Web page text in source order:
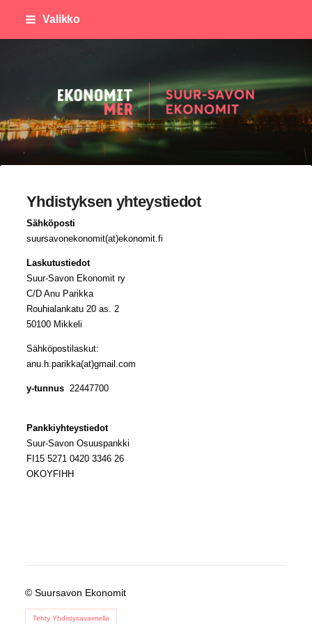
Siirry
Valikko
Suursavon Ekonomit
Yhdistyksen yhteystiedot
Sähköposti
suursavonekonomit(at)ekonomit.fi
Laskutustiedot
Suur-Savon Ekonomit ry
C/D Anu Parikka
Rouhialankatu 20 as. 2
50100 Mikkeli
Sähköpostilaskut:
anu.h.parikka(at)gmail.com
y-tunnus 22447700
Pankkiyhteystiedot
Suur-Savon Osuuspankki
FI15 5271 0420 3346 26
OKOYFIHH
© Suursavon Ekonomit
Tehty Yhdistysavaimella